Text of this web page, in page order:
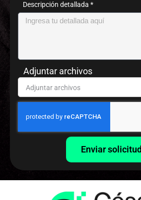
Descripción detallada *
Adjuntar archivos
Enviar solicitud